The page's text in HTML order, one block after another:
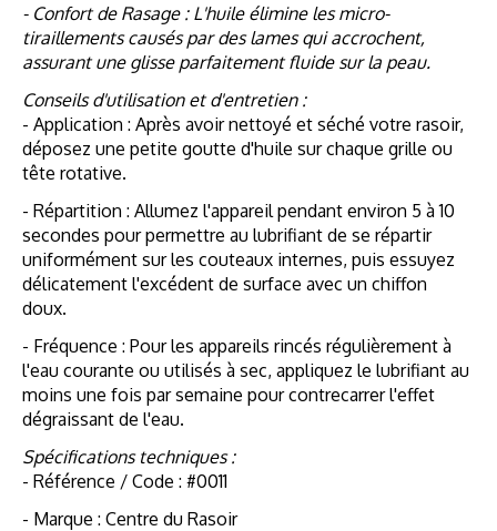
- Confort de Rasage : L'huile élimine les micro-
tiraillements causés par des lames qui accrochent,
assurant une glisse parfaitement fluide sur la peau.
Conseils d'utilisation et d'entretien :
- Application : Après avoir nettoyé et séché votre rasoir,
déposez une petite goutte d'huile sur chaque grille ou
tête rotative.
- Répartition : Allumez l'appareil pendant environ 5 à 10
secondes pour permettre au lubrifiant de se répartir
uniformément sur les couteaux internes, puis essuyez
délicatement l'excédent de surface avec un chiffon
doux.
- Fréquence : Pour les appareils rincés régulièrement à
l'eau courante ou utilisés à sec, appliquez le lubrifiant au
moins une fois par semaine pour contrecarrer l'effet
dégraissant de l'eau.
Spécifications techniques :
- Référence / Code : #0011
- Marque : Centre du Rasoir